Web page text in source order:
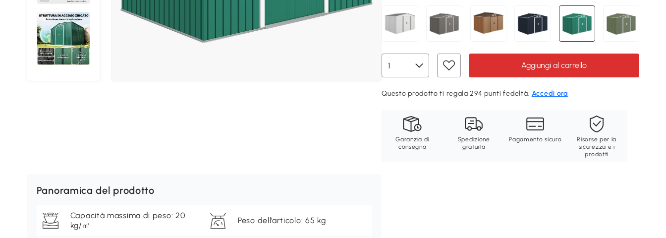
Aggiungi al carrello
Questo prodotto ti regala 294 punti fedeltà. Accedi ora
Garanzia di
consegna
Spedizione
gratuita
Pagamento sicuro
Risorse per la
sicurezza e i
prodotti
Panoramica del prodotto
Capacità massima di peso: 20
kg/㎡
Peso dell’articolo: 65 kg